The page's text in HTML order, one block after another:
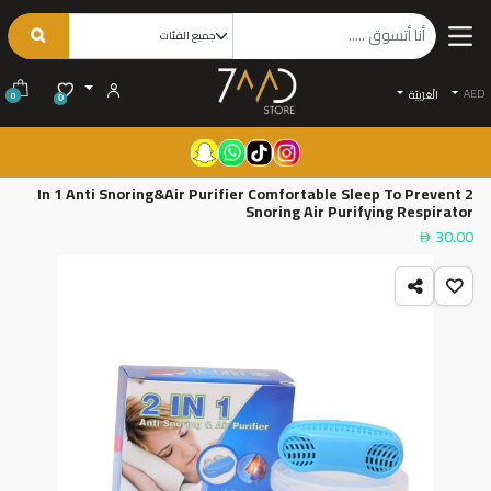
AED الْعَرَبيّة 0
0
2 In 1 Anti Snoring&Air Purifier Comfortable Sleep To Prevent
Snoring Air Purifying Respirator
30.00